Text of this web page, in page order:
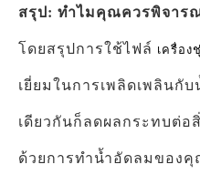
สรุป: ทำไมคุณควรพิจาร
โดยสรุปการใช้ไฟล์ เครื่อ
เยี่ยมในการเพลิดเพลินกั
เดียวกันก็ลดผลกระทบต่อ
ด้วยการทำน้ำอัดลมของ